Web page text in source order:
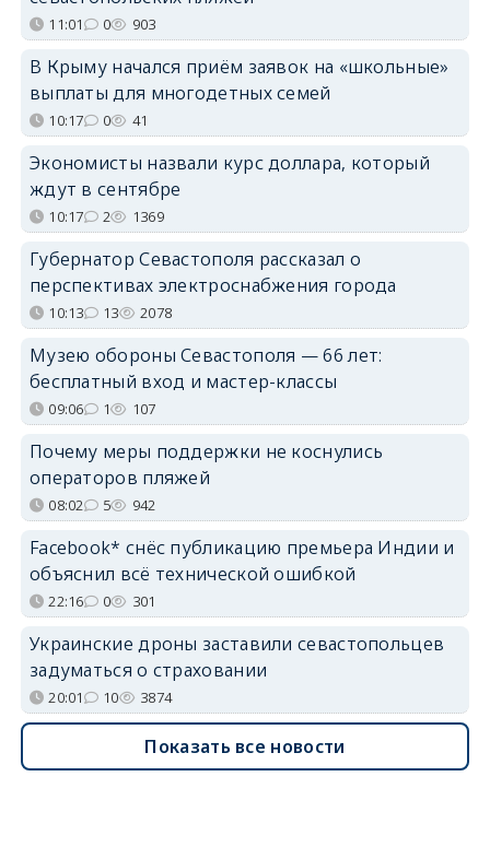
11:01 0 903
В Крыму начался приём заявок на «школьные»
выплаты для многодетных семей
10:17 0 41
Экономисты назвали курс доллара, который
ждут в сентябре
10:17 2 1369
Губернатор Севастополя рассказал о
перспективах электроснабжения города
10:13 13 2078
Музею обороны Севастополя — 66 лет:
бесплатный вход и мастер-классы
09:06 1 107
Почему меры поддержки не коснулись
операторов пляжей
08:02 5 942
Facebook* снёс публикацию премьера Индии и
объяснил всё технической ошибкой
22:16 0 301
Украинские дроны заставили севастопольцев
задуматься о страховании
20:01 10 3874
Показать все новости